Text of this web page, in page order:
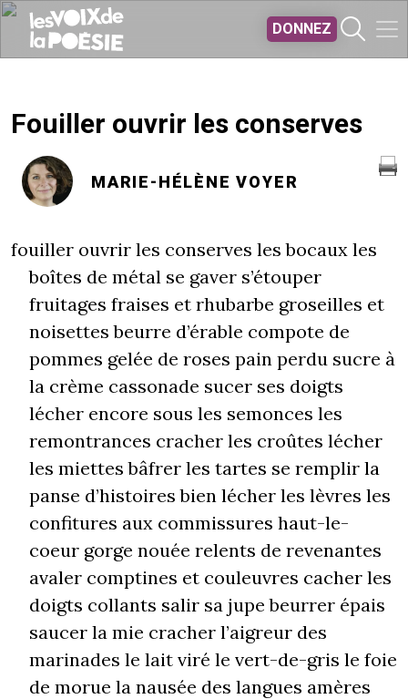
DONNEZ
Fouiller ouvrir les conserves
MARIE-HÉLÈNE VOYER
fouiller ouvrir les conserves les bocaux les
boîtes de métal se gaver s’étouper
fruitages fraises et rhubarbe groseilles et
noisettes beurre d’érable compote de
pommes gelée de roses pain perdu sucre à
la crème cassonade sucer ses doigts
lécher encore sous les semonces les
remontrances cracher les croûtes lécher
les miettes bâfrer les tartes se remplir la
panse d’histoires bien lécher les lèvres les
confitures aux commissures haut-le-
coeur gorge nouée relents de revenantes
avaler comptines et couleuvres cacher les
doigts collants salir sa jupe beurrer épais
saucer la mie cracher l’aigreur des
marinades le lait viré le vert-de-gris le foie
de morue la nausée des langues amères